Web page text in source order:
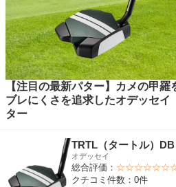
【注目の最新パター】カメの甲羅
ブレにくさを追求したオデッセ
ター
TRTL（タートル）
オデッセイ
総合評価：
クチコミ件数：0件